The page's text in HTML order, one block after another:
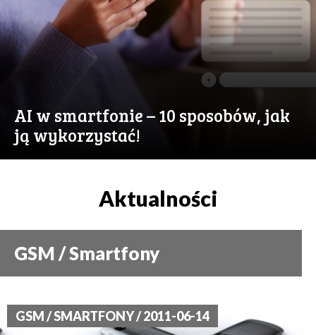
AI w smartfonie – 10 sposobów, jak
ją wykorzystać!
Aktualności
GSM / Smartfony
GSM / SMARTFONY / 2011-06-14